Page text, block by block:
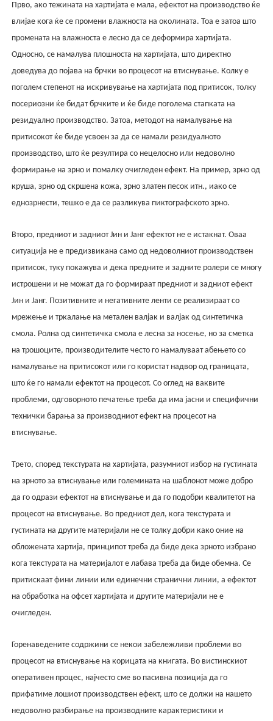
Прво, ако тежината на хартијата е мала, ефектот на производство ќе
влијае кога ќе се промени влажноста на околината. Тоа е затоа што
промената на влажноста е лесно да се деформира хартијата.
Односно, се намалува плошноста на хартијата, што директно
доведува до појава на брчки во процесот на втиснување. Колку е
поголем степенот на искривување на хартијата под притисок, толку
посериозни ќе бидат брчките и ќе биде поголема стапката на
резидуално производство. Затоа, методот на намалување на
притисокот ќе биде усвоен за да се намали резидуалното
производство, што ќе резултира со нецелосно или недоволно
формирање на зрно и помалку очигледен ефект. На пример, зрно од
круша, зрно од скршена кожа, зрно златен песок итн., иако се
еднозрнести, тешко е да се разликува пиктографското зрно.
Второ, предниот и задниот Јин и Јанг ефектот не е истакнат. Оваа
ситуација не е предизвикана само од недоволниот производствен
притисок, туку покажува и дека предните и задните ролери се многу
истрошени и не можат да го формираат предниот и задниот ефект
Јин и Јанг. Позитивните и негативните ленти се реализираат со
мрежење и тркалање на метален валјак и валјак од синтетичка
смола. Ролна од синтетичка смола е лесна за носење, но за сметка
на трошоците, производителите често го намалуваат абењето со
намалување на притисокот или го користат надвор од границата,
што ќе го намали ефектот на процесот. Со оглед на ваквите
проблеми, одговорното печатење треба да има јасни и специфични
технички барања за производниот ефект на процесот на
втиснување.
Трето, според текстурата на хартијата, разумниот избор на густината
на зрното за втиснување или големината на шаблонот може добро
да го одрази ефектот на втиснување и да го подобри квалитетот на
процесот на втиснување. Во предниот дел, кога текстурата и
густината на другите материјали не се толку добри како оние на
обложената хартија, принципот треба да биде дека зрното избрано
кога текстурата на материјалот е лабава треба да биде обемна. Се
притискаат фини линии или единечни странични линии, а ефектот
на обработка на офсет хартијата и другите материјали не е
очигледен.
Горенаведените содржини се некои забележливи проблеми во
процесот на втиснување на корицата на книгата. Во вистинскиот
оперативен процес, најчесто сме во пасивна позиција да го
прифатиме лошиот производствен ефект, што се должи на нашето
недоволно разбирање на производните карактеристики и